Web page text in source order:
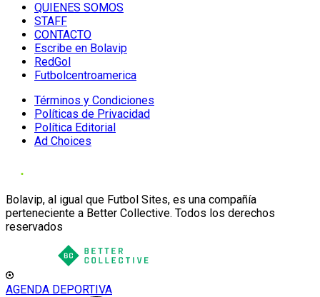
QUIENES SOMOS
STAFF
CONTACTO
Escribe en Bolavip
RedGol
Futbolcentroamerica
Términos y Condiciones
Políticas de Privacidad
Política Editorial
Ad Choices
Bolavip, al igual que Futbol Sites, es una compañía
perteneciente a Better Collective. Todos los derechos
reservados
AGENDA DEPORTIVA